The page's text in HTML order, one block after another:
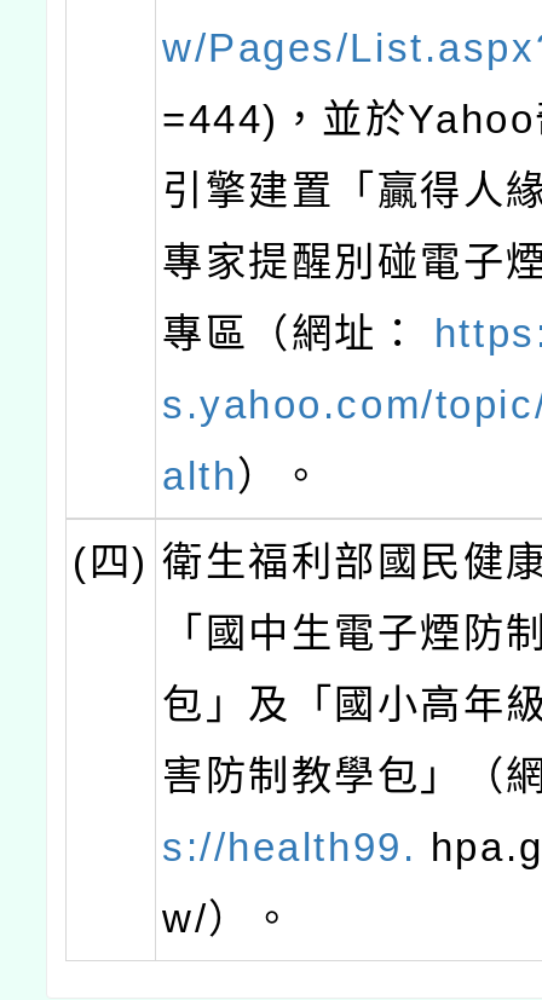
w/Pages/
=444)，並於
引擎建置「贏得人
專家提醒別碰電子
專區（網址：
s.yahoo.com/
alth）。
(四) 衛生福利部國民健
「國中生電子煙防
包」及「國小高年
害防制教學包」（
s://health99.
w/）。